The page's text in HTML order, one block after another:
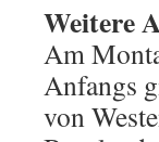
Weitere
Am
Anfangs
von